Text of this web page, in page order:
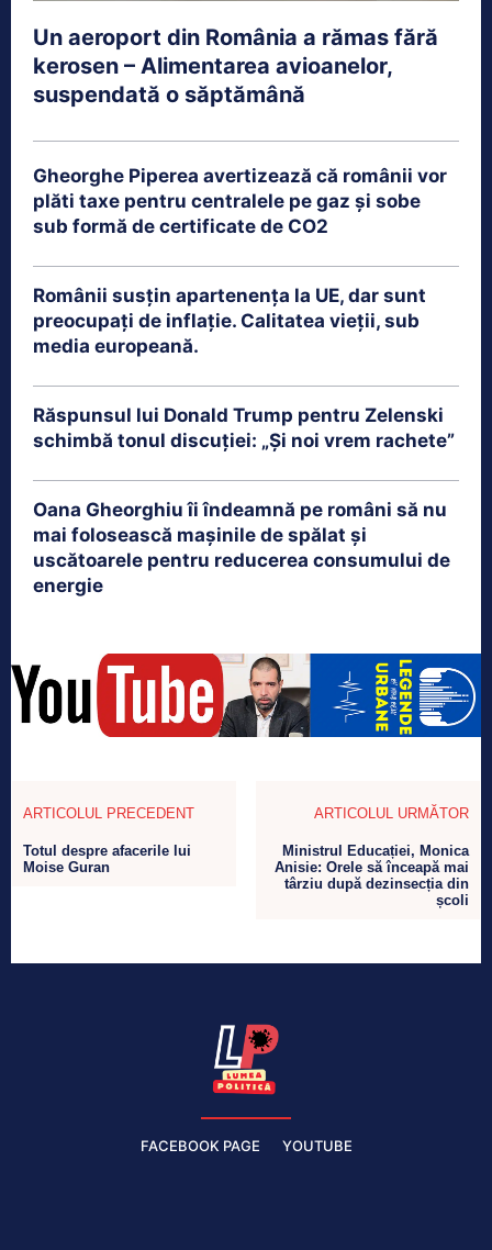
Un aeroport din România a rămas fără
kerosen – Alimentarea avioanelor,
suspendată o săptămână
Gheorghe Piperea avertizează că românii vor
plăti taxe pentru centralele pe gaz și sobe
sub formă de certificate de CO2
Românii susțin apartenența la UE, dar sunt
preocupați de inflație. Calitatea vieții, sub
media europeană.
Răspunsul lui Donald Trump pentru Zelenski
schimbă tonul discuției: „Și noi vrem rachete”
Oana Gheorghiu îi îndeamnă pe români să nu
mai folosească mașinile de spălat și
uscătoarele pentru reducerea consumului de
energie
ARTICOLUL PRECEDENT
Totul despre afacerile lui
Moise Guran
ARTICOLUL URMĂTOR
Ministrul Educației, Monica
Anisie: Orele să înceapă mai
târziu după dezinsecția din
școli
FACEBOOK PAGE YOUTUBE